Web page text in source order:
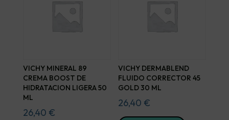
VICHY MINERAL 89
CREMA BOOST DE
HIDRATACION LIGERA 50
ML
26,40 €
VICHY DERMABLEND
FLUIDO CORRECTOR 45
GOLD 30 ML
26,40 €